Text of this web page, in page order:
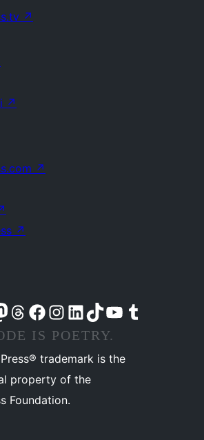
↗
↗
↗
↗
Bluesky
nostro account Mastodon
Visita il nostro account Threads
Visita la nostra pagina Facebook
Visita il nostro account Instagram
Visita il nostro account LinkedIn
Visita il nostro account TikTok
Visita il nostro canale YouTube
Visita il nostro account Tumblr
IS POETRY.
trademark is the
property of the
Foundation.